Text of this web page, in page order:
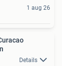
1 aug 26
Details